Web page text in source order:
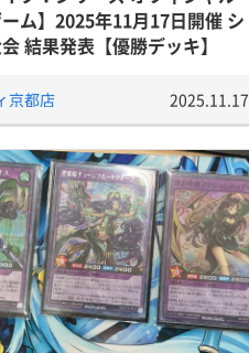
ム】2025年11月17日開催 シ
結果発表【優勝デッキ】
京都店 2025.11.17